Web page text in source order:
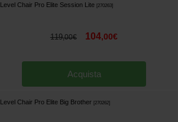
Level Chair Pro Elite Session Lite 270263]
119,00€ 104,00€
Acquista
Level Chair Pro Elite Big Brother 270262]